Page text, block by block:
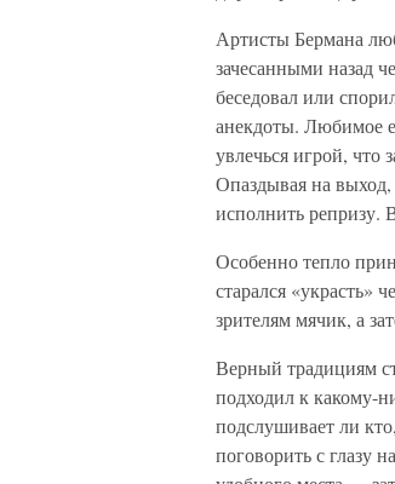
Артисты Бермана
зачесанными назад
беседовал или
анекдоты. Любимое
увлечься игрой, что
Опаздывая на
исполнить репризу.
Особенно тепло
старался «украсть»
зрителям мячик, а
Верный традициям
подходил к какому-
подслушивает ли
поговорить с глазу